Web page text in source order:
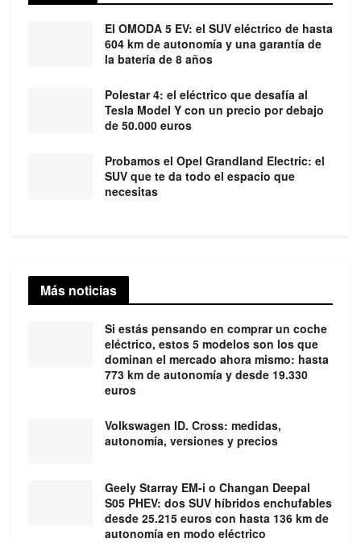
El OMODA 5 EV: el SUV eléctrico de hasta
604 km de autonomía y una garantía de
la batería de 8 años
Polestar 4: el eléctrico que desafía al
Tesla Model Y con un precio por debajo
de 50.000 euros
Probamos el Opel Grandland Electric: el
SUV que te da todo el espacio que
necesitas
Más noticias
Si estás pensando en comprar un coche
eléctrico, estos 5 modelos son los que
dominan el mercado ahora mismo: hasta
773 km de autonomía y desde 19.330
euros
Volkswagen ID. Cross: medidas,
autonomía, versiones y precios
Geely Starray EM-i o Changan Deepal
S05 PHEV: dos SUV híbridos enchufables
desde 25.215 euros con hasta 136 km de
autonomía en modo eléctrico